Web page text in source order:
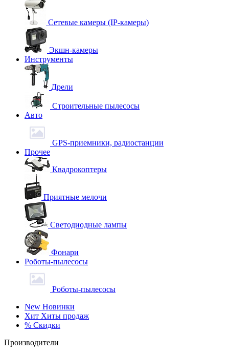
Сетевые камеры (IP-камеры)
Экшн-камеры
Инструменты
Дрели
Строительные пылесосы
Авто
GPS-приемники, радиостанции
Прочее
Квадрокоптеры
Приятные мелочи
Светодиодные лампы
Фонари
Роботы-пылесосы
Роботы-пылесосы
New Новинки
Хит Хиты продаж
% Скидки
Производители